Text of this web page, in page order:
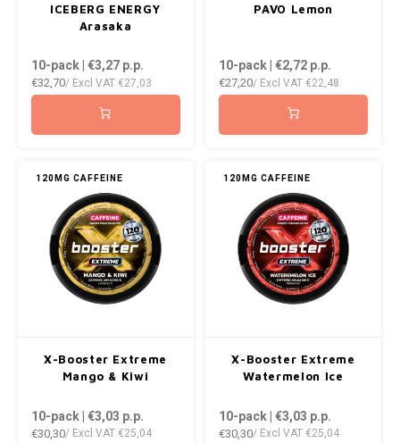
ICEBERG ENERGY
Arasaka
10-pack | €3,27p.p.
€32,70/ Excl VAT €27,03
PAVO Lemon
10-pack | €2,72p.p.
€27,20/ Excl VAT €22,48
120MG CAFFEINE
X-Booster Extreme
Mango & Kiwi
10-pack | €3,03 p.p.
€30,30/ Excl VAT €25,04
120MG CAFFEINE
X-Booster Extreme
Watermelon Ice
10-pack | €3,03 p.p.
€30,30/ Excl VAT €25,04